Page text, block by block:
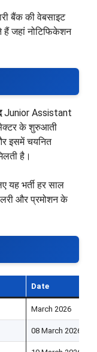
बैंक की वेबसाइट
जहां नोटिफिकेशन
Junior Assistant
के शुरुआती
इसमें चयनित
है।
यह भर्ती हर साल
और प्रमोशन के
Date
March 2026
08 March 2026